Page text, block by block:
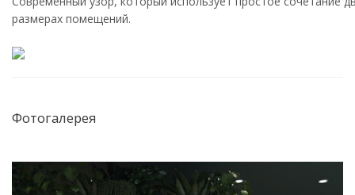
размерах помещений.
Фотогалерея